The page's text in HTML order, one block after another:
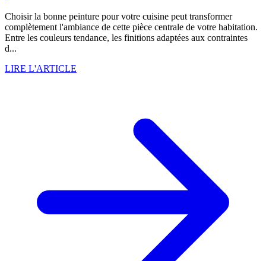
Choisir la bonne peinture pour votre cuisine peut transformer
complètement l'ambiance de cette pièce centrale de votre habitation.
Entre les couleurs tendance, les finitions adaptées aux contraintes
d...
LIRE L'ARTICLE